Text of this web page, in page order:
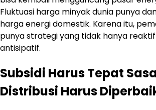
Fluktuasi harga minyak dunia punya
harga energi domestik. Karena itu,
punya strategi yang tidak hanya
antisipatif.
Subsidi Harus Tepat
Distribusi Harus